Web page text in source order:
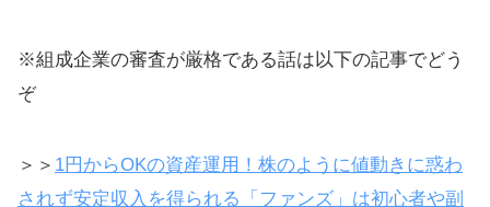
※組成企業の審査が厳格である話は以下の記事でどう
ぞ
＞＞ 1円からOKの資産運用！株のように値動きに惑わ
されず安定収入を得られる「ファンズ」は初心者や副